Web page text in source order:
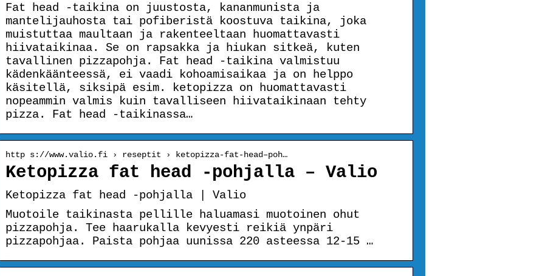
Fat head -taikina on juustosta, kananmunista ja
mantelijauhosta tai pofiberistä koostuva taikina, joka
muistuttaa maultaan ja rakenteeltaan huomattavasti
hiivataikinaa. Se on rapsakka ja hiukan sitkeä, kuten
tavallinen pizzapohja. Fat head -taikina valmistuu
kädenkäänteessä, ei vaadi kohoamisaikaa ja on helppo
käsitellä, siksipä esim. ketopizza on huomattavasti
nopeammin valmis kuin tavalliseen hiivataikinaan tehty
pizza. Fat head -taikinassa…
http s://www.valio.fi › reseptit › ketopizza-fat-head–poh…
Ketopizza fat head -pohjalla – Valio
Ketopizza fat head -pohjalla | Valio
Muotoile taikinasta pellille haluamasi muotoinen ohut
pizzapohja. Tee haarukalla kevyesti reikiä ynpäri
pizzapohjaa. Paista pohjaa uunissa 220 asteessa 12-15 …